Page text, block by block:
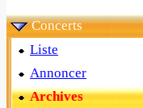
Concerts
Liste
Annoncer
Archives